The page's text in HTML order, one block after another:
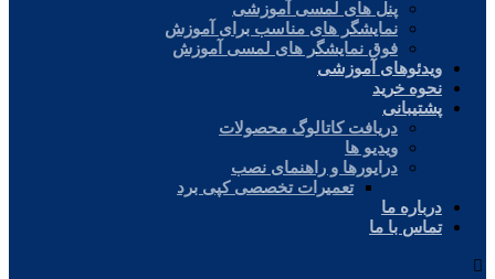
پنل های لمسی آموزشی
نمایشگر های مناسب برای آموزش
فوق نمایشگر های لمسی آموزش
ویدئوهای آموزشی
نحوه خرید
پشتیبانی
دریافت کاتالوگ محصولات
ویدیو ها
درایورها و راهنمای نصب
تعمیرات تخصصی کپی برد
درباره ما
تماس با ما